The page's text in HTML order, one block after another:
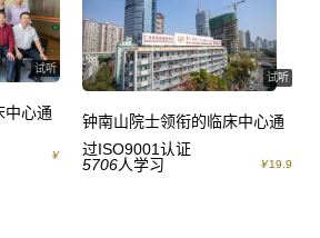
试听
中心通
￥
试听
钟南山院士领衔的临床中心通
过ISO9001认证
5706人学习 ￥19.9